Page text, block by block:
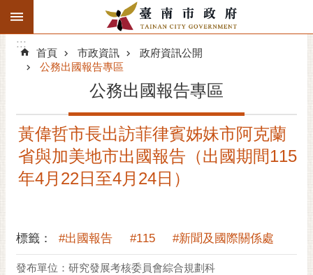
跳到主要內容區塊
搜
階
搜
精彩府城
市府動態
市府團隊
市政資訊
:::
:::
首頁 市政資訊
政府資訊公開
公務出國報告專區
公務出國報告專區
黃偉哲市長出訪菲律賓姊妹市阿克蘭
省與加美地市出國報告（出國期間115
年4月22日至4月24日）
標籤： #出國報告 #115 #新聞及國際關係處
發布單位：研究發展考核委員會綜合規劃科